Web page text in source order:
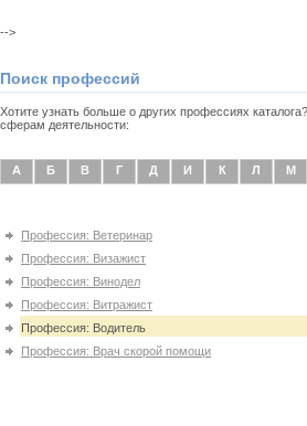
-->
Поиск профессий
Хотите узнать больше о других профессиях
сферам деятельности:
А Б В Г Д И К Л М
Профессия: Ветеринар
Профессия: Визажист
Профессия: Винодел
Профессия: Витражист
Профессия: Водитель
Профессия: Врач скорой помощи